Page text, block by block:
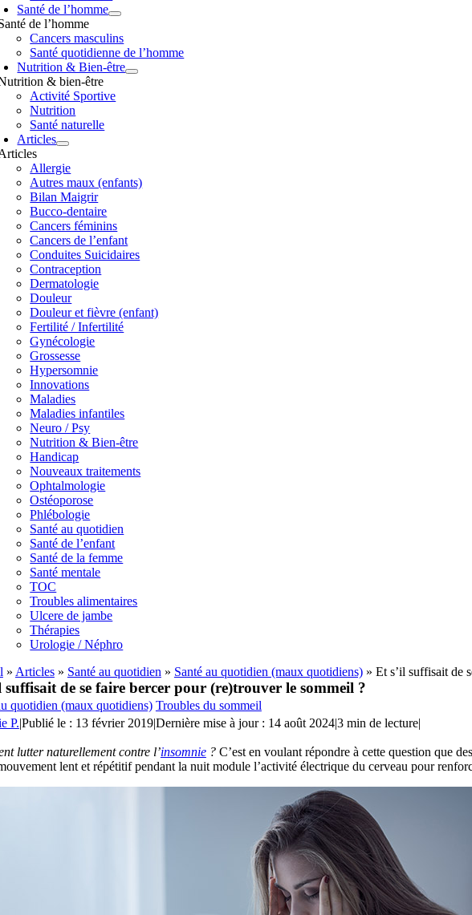
Santé de l’homme
de l’homme
Cancers masculins
Santé quotidienne de l’homme
Nutrition & Bien-être
& bien-être
Activité Sportive
Nutrition
Santé naturelle
Articles
Allergie
Autres maux (enfants)
Bilan Maigrir
Bucco-dentaire
Cancers féminins
Cancers de l’enfant
Conduites Suicidaires
Contraception
Dermatologie
Douleur
Douleur et fièvre (enfant)
Fertilité / Infertilité
Gynécologie
Grossesse
Hypersomnie
Innovations
Maladies
Maladies infantiles
Neuro / Psy
Nutrition & Bien-être
Handicap
Nouveaux traitements
Ophtalmologie
Ostéoporose
Phlébologie
Santé au quotidien
Santé de l’enfant
Santé de la femme
Santé mentale
TOC
Troubles alimentaires
Ulcere de jambe
Thérapies
Urologie / Néphro
» Articles» Santé au quotidien » Santé au quotidien (maux quotidiens)» Et s’il suffisait de
suffisait de se faire bercer pour (re)trouver le sommeil ?
quotidien (maux quotidiens) Troubles du sommeil
P.|Publié le : 13 février 2019|Dernière mise à jour : 14 août 2024|3 min de lecture|
lutter naturellement contre l’insomnie?C’est en voulant répondre à cette question que
lent et répétitif pendant la nuit module l’activité électrique du cerveau pour